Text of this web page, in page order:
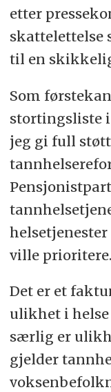
etter
skattelettelse
til en
Som
stortingsliste
jeg gi full
helsetjenester
ville prioritere.
Det er et
ulikhet i
særlig er
gjelder